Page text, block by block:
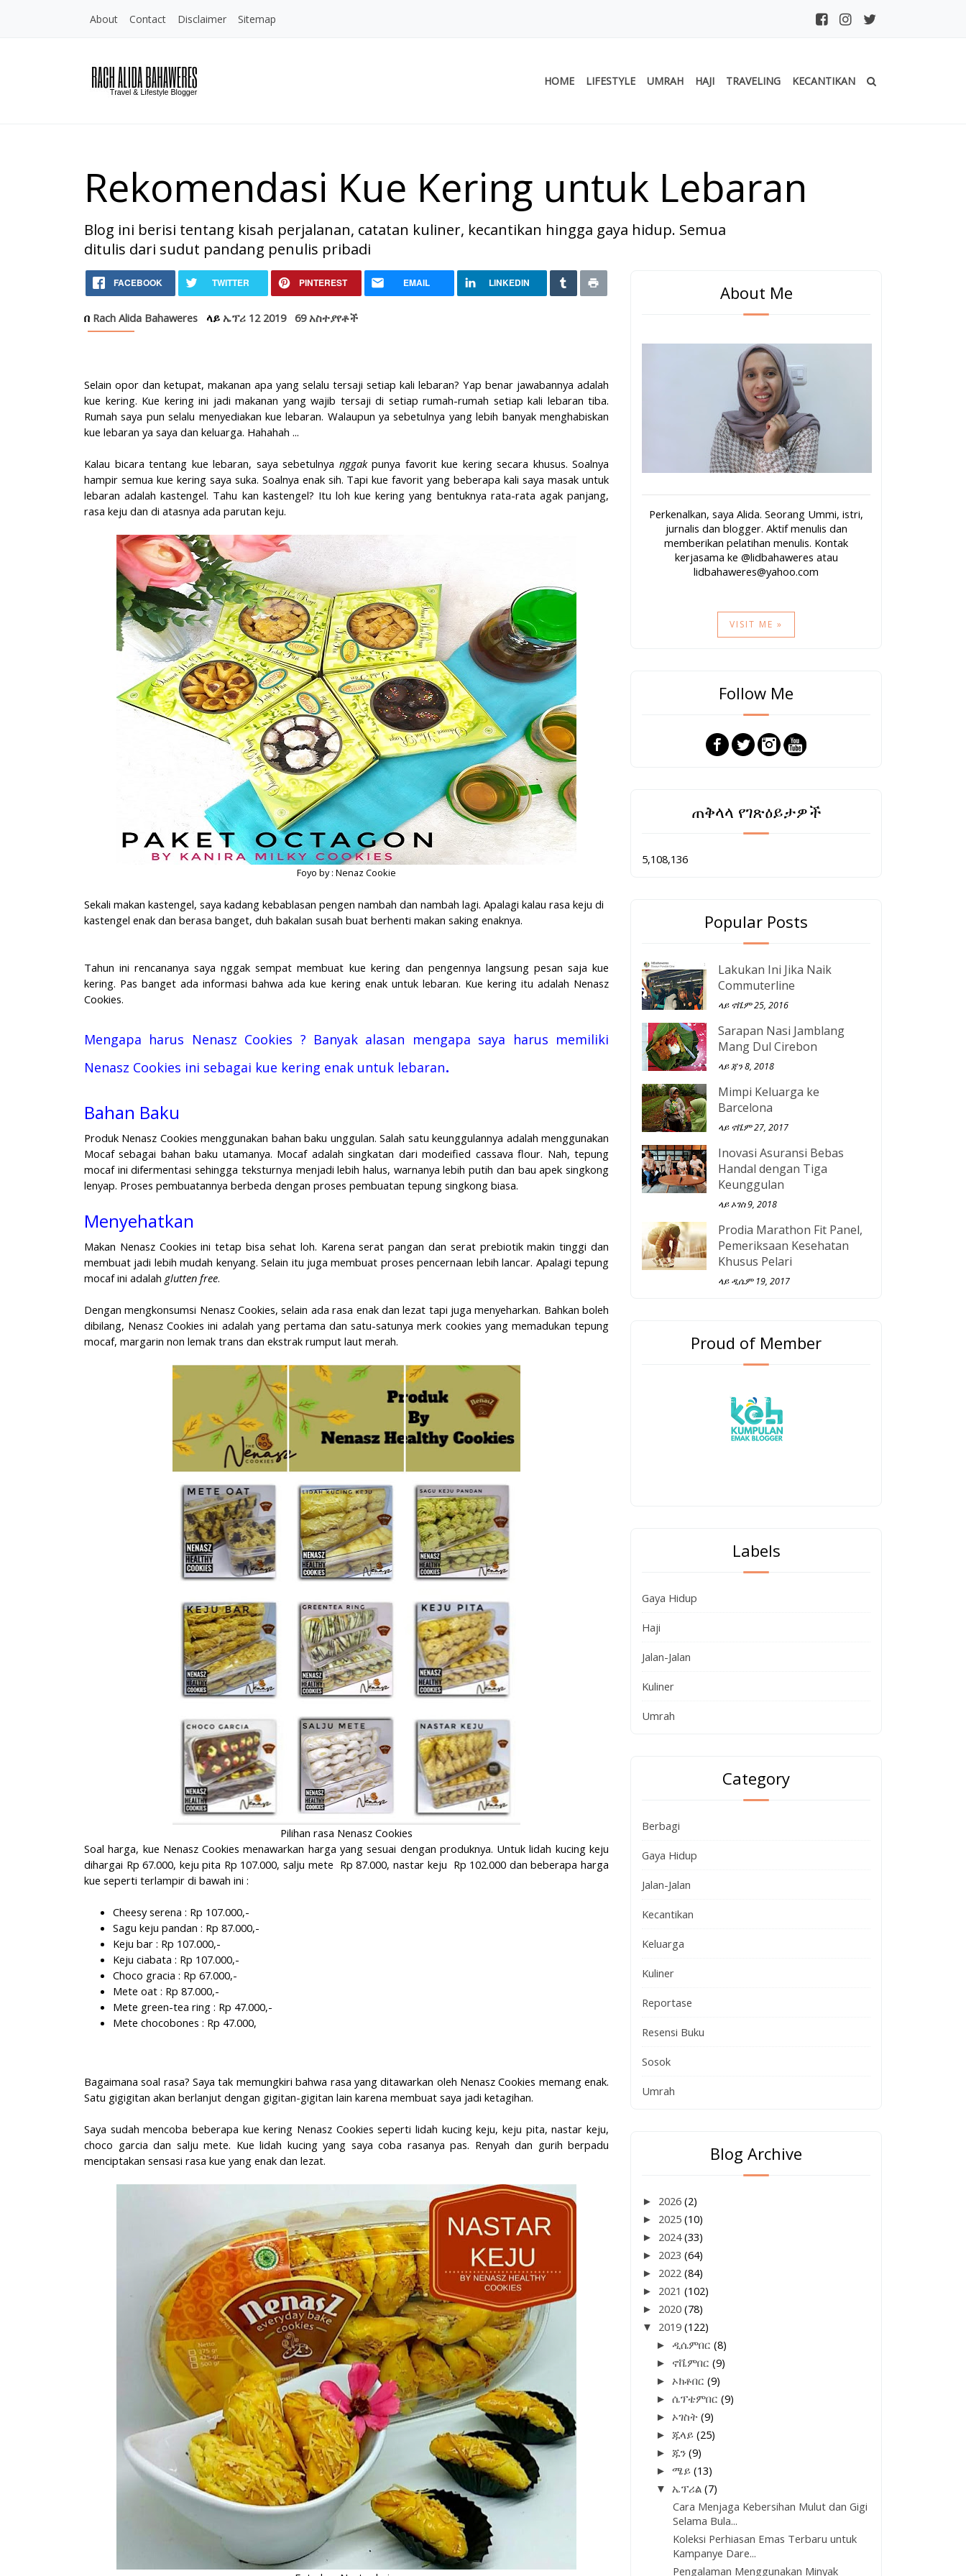
About Contact Disclaimer Sitemap
HOME LIFESTYLE UMRAH HAJI TRAVELING KECANTIKAN
Rekomendasi Kue Kering untuk Lebaran
Blog ini berisi tentang kisah perjalanan, catatan kuliner, kecantikan hingga gaya hidup. Semua
ditulis dari sudut pandang penulis pribadi
Home
Uncategories
Rekomendasi Kue Kering untuk Lebaran
FACEBOOK TWITTER PINTEREST EMAIL LINKEDIN
በ Rach Alida Bahaweres ላይ ኤፕሪ 12 2019 69 አስተያየቶች
Selain opor dan ketupat, makanan apa yang selalu tersaji setiap kali lebaran? Yap benar jawabannya adalah
kue kering. Kue kering ini jadi makanan yang wajib tersaji di setiap rumah-rumah setiap kali lebaran tiba.
Rumah saya pun selalu menyediakan kue lebaran. Walaupun ya sebetulnya yang lebih banyak menghabiskan
kue lebaran ya saya dan keluarga. Hahahah ...
Kalau bicara tentang kue lebaran, saya sebetulnya nggakpunya favorit kue kering secara khusus. Soalnya
hampir semua kue kering saya suka. Soalnya enak sih. Tapi kue favorit yang beberapa kali saya masak untuk
lebaran adalah kastengel. Tahu kan kastengel? Itu loh kue kering yang bentuknya rata-rata agak panjang,
rasa keju dan di atasnya ada parutan keju.
Foyo by : Nenaz Cookie
Sekali makan kastengel, saya kadang kebablasan pengen nambah dan nambah lagi. Apalagi kalau rasa keju di
kastengel enak dan berasa banget, duh bakalan susah buat berhenti makan saking enaknya.
Tahun ini rencananya saya nggak sempat membuat kue kering dan pengennya langsung pesan saja kue
kering. Pas banget ada informasi bahwa ada kue kering enak untuk lebaran. Kue kering itu adalah Nenasz
Cookies.
Mengapa harus Nenasz Cookies ? Banyak alasan mengapa saya harus memiliki
Nenasz Cookies ini sebagai kue kering enak untuk lebaran.
Bahan Baku
Produk Nenasz Cookies menggunakan bahan baku unggulan. Salah satu keunggulannya adalah menggunakan
Mocaf sebagai bahan baku utamanya. Mocaf adalah singkatan dari modeified cassava flour. Nah, tepung
mocaf ini difermentasi sehingga teksturnya menjadi lebih halus, warnanya lebih putih dan bau apek singkong
lenyap. Proses pembuatannya berbeda dengan proses pembuatan tepung singkong biasa.
Menyehatkan
Makan Nenasz Cookies ini tetap bisa sehat loh. Karena serat pangan dan serat prebiotik makin tinggi dan
membuat jadi lebih mudah kenyang. Selain itu juga membuat proses pencernaan lebih lancar. Apalagi tepung
mocaf ini adalah glutten free.
Dengan mengkonsumsi Nenasz Cookies, selain ada rasa enak dan lezat tapi juga menyeharkan. Bahkan boleh
dibilang, Nenasz Cookies ini adalah yang pertama dan satu-satunya merk cookies yang memadukan tepung
mocaf, margarin non lemak trans dan ekstrak rumput laut merah.
Pilihan rasa Nenasz Cookies
Soal harga, kue Nenasz Cookies menawarkan harga yang sesuai dengan produknya. Untuk lidah kucing keju
dihargai Rp 67.000, keju pita Rp 107.000, salju mete Rp 87.000, nastar keju Rp 102.000 dan beberapa harga
kue seperti terlampir di bawah ini :
Cheesy serena : Rp 107.000,-
Sagu keju pandan : Rp 87.000,-
Keju bar : Rp 107.000,-
Keju ciabata : Rp 107.000,-
Choco gracia : Rp 67.000,-
Mete oat : Rp 87.000,-
Mete green-tea ring : Rp 47.000,-
Mete chocobones : Rp 47.000,
Bagaimana soal rasa? Saya tak memungkiri bahwa rasa yang ditawarkan oleh Nenasz Cookies memang enak.
Satu gigigitan akan berlanjut dengan gigitan-gigitan lain karena membuat saya jadi ketagihan.
Saya sudah mencoba beberapa kue kering Nenasz Cookies seperti lidah kucing keju, keju pita, nastar keju,
choco garcia dan salju mete. Kue lidah kucing yang saya coba rasanya pas. Renyah dan gurih berpadu
menciptakan sensasi rasa kue yang enak dan lezat.
About Me
Perkenalkan, saya Alida. Seorang Ummi, istri,
jurnalis dan blogger. Aktif menulis dan
memberikan pelatihan menulis. Kontak
kerjasama ke @lidbahaweres atau
lidbahaweres@yahoo.com
VISIT ME »
Follow Me
ጠቅላላ የገጽዕይታዎች
5,108,136
Popular Posts
Lakukan Ini Jika Naik
Commuterline
ላይ ኖቬም 25, 2016
Sarapan Nasi Jamblang
Mang Dul Cirebon
ላይ ጃን 8, 2018
Mimpi Keluarga ke
Barcelona
ላይ ኖቬም 27, 2017
Inovasi Asuransi Bebas
Handal dengan Tiga
Keunggulan
ላይ ኦገስ 9, 2018
Prodia Marathon Fit Panel,
Pemeriksaan Kesehatan
Khusus Pelari
ላይ ዲሴም 19, 2017
Proud of Member
Labels
Gaya Hidup
Haji
Jalan-Jalan
Kuliner
Umrah
Category
Berbagi
Gaya Hidup
Jalan-Jalan
Kecantikan
Keluarga
Kuliner
Reportase
Resensi Buku
Sosok
Umrah
Blog Archive
► 2026 (2)
► 2025 (10)
► 2024(33)
► 2023 (64)
► 2022 (84)
► 2021 (102)
► 2020 (78)
▼ 2019 (122)
►ዲሴምበር(8)
► ኖቬምበር(9)
►ኦክቶበር(9)
►ሴፕቴምበር(9)
►ኦገስት(9)
►ጁላይ(25)
►ጁን(9)
►ሜይ(13)
▼ኤፕሪል(7)
Cara Menjaga Kebersihan Mulut dan Gigi
Selama Bula...
Koleksi Perhiasan Emas Terbaru untuk
Kampanye Dare...
Pengalaman Menggunakan Minyak